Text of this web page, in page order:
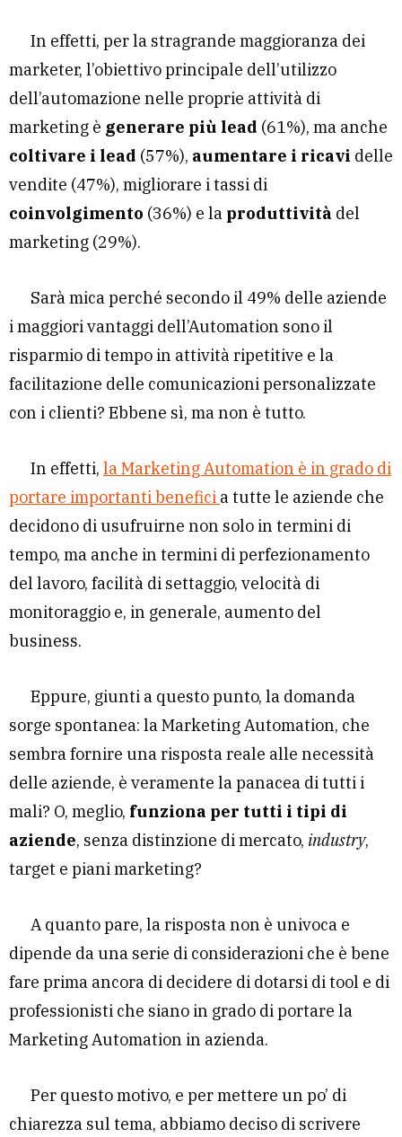
In effetti, per la stragrande maggioranza dei
marketer, l’obiettivo principale dell’utilizzo
dell’automazione nelle proprie attività di
marketing è generare più lead (61%), ma anche
coltivare i lead (57%), aumentare i ricavi delle
vendite (47%), migliorare i tassi di
coinvolgimento (36%) e la produttività del
marketing (29%).
Sarà mica perché secondo il 49% delle aziende
i maggiori vantaggi dell’Automation sono il
risparmio di tempo in attività ripetitive e la
facilitazione delle comunicazioni personalizzate
con i clienti? Ebbene sì, ma non è tutto.
In effetti, la Marketing Automation è in grado di
portare importanti benefici a tutte le aziende che
decidono di usufruirne non solo in termini di
tempo, ma anche in termini di perfezionamento
del lavoro, facilità di settaggio, velocità di
monitoraggio e, in generale, aumento del
business.
Eppure, giunti a questo punto, la domanda
sorge spontanea: la Marketing Automation, che
sembra fornire una risposta reale alle necessità
delle aziende, è veramente la panacea di tutti i
mali? O, meglio, funziona per tutti i tipi di
aziende, senza distinzione di mercato, industry,
target e piani marketing?
A quanto pare, la risposta non è univoca e
dipende da una serie di considerazioni che è bene
fare prima ancora di decidere di dotarsi di tool e di
professionisti che siano in grado di portare la
Marketing Automation in azienda.
Per questo motivo, e per mettere un po’ di
chiarezza sul tema, abbiamo deciso di scrivere